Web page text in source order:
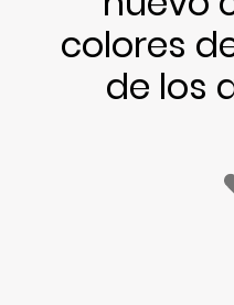
colores
de los